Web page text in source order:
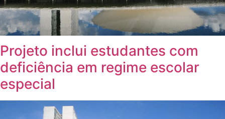
Projeto inclui estudantes com
deficiência em regime escolar
especial